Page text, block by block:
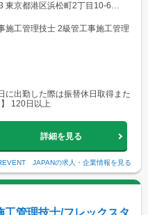
施工管理技士 2級管工事施工管理
出勤した際は振替休日取得また
【年間休日】 120日以上
詳細を見る
JAPANの求人・企業情報を見る
工管理技士/フレックスタ